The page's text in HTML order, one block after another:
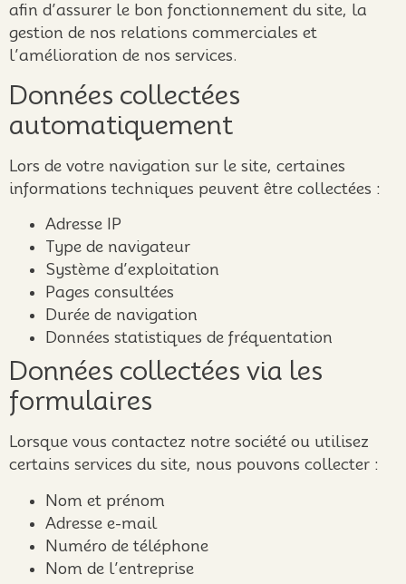
afin d’assurer le bon fonctionnement du site, la
gestion de nos relations commerciales et
l’amélioration de nos services.
Données collectées
automatiquement
Lors de votre navigation sur le site, certaines
informations techniques peuvent être collectées :
Adresse IP
Type de navigateur
Système d’exploitation
Pages consultées
Durée de navigation
Données statistiques de fréquentation
Données collectées via les
formulaires
Lorsque vous contactez notre société ou utilisez
certains services du site, nous pouvons collecter :
Nom et prénom
Adresse e-mail
Numéro de téléphone
Nom de l’entreprise